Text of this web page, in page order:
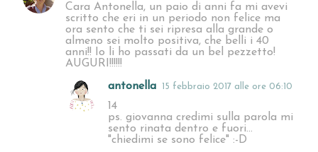
Cara Antonella, un paio di anni fa mi avevi
scritto che eri in un periodo non felice ma
ora sento che ti sei ripresa alla grande o
almeno sei molto positiva, che belli i 40
anni!! Io li ho passati da un bel pezzetto!
AUGURI!!!!!!
antonella 15 febbraio 2017 alle ore 06:10
14
ps. giovanna credimi sulla parola mi
sento rinata dentro e fuori...
"chiedimi se sono felice" :-D